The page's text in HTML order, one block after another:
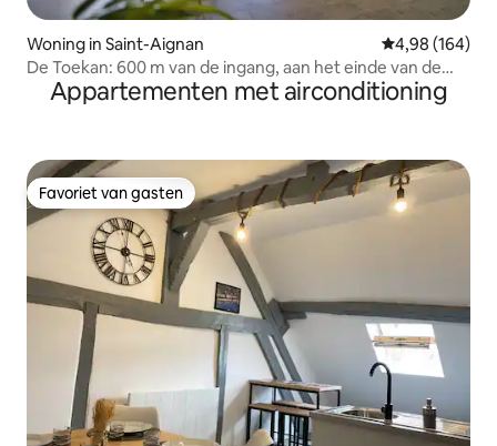
Woning in Saint-Aignan Gemiddelde
4,98 (164)
De Toekan: 600 m van de ingang, aan het einde van de
parkeerplaats
Appartementen met airconditioning
Favoriet van gasten
Favoriet van gasten